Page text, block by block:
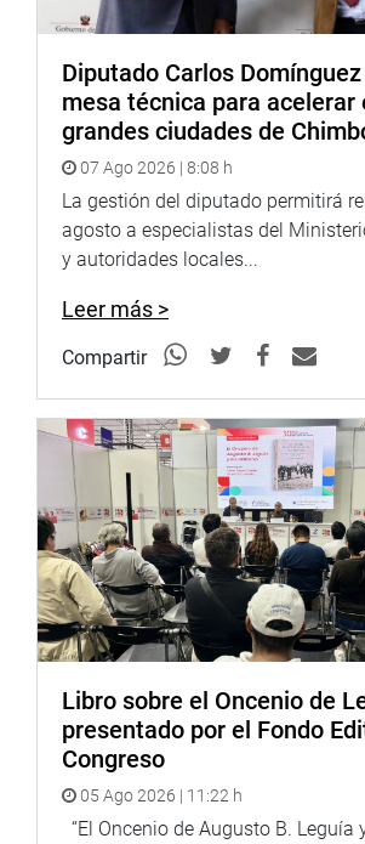
Pleno del Congreso para su votación
promulgación, permitiendo que la
vigencia y que miles de familias
proceso de titulación con COFOPRI.
DESPACHO DE LA CONGRESISTA
Diputado Carlos
mesa técnica para acelerar
grandes ciudades de
07 Ago 2026 | 8:08 h
La gestión del diputado permitirá
agosto a especialistas del
y autoridades locales...
Leer más >
Compartir
Libro sobre el Oncenio de
presentado por el Fondo
Congreso
05 Ago 2026 | 11:22 h
“El Oncenio de Augusto B. Leguía